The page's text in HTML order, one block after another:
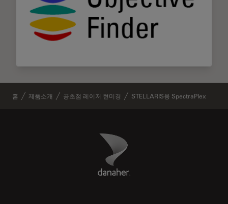
홈 제품소개 공초점 레이저 현미경 STELLARIS용 SpectraPlex
Danaher Logo